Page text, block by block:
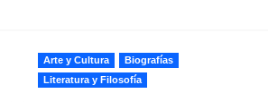
Arte y Cultura
Biografías
Literatura y Filosofía